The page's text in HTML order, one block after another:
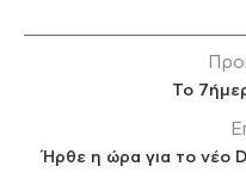
Το
Ήρθε η ώρα για το νέο